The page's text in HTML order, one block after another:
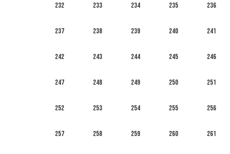
232 233 234 235 236
237 238 239 240 241
242 243 244 245 246
247 248 249 250 251
252 253 254 255 256
257 258 259 260 261